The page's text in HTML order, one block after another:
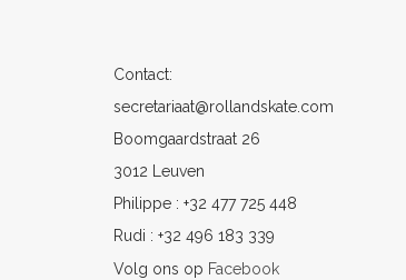
Contact:
secretariaat@rollandskate.com
Boomgaardstraat 26
3012 Leuven
Philippe : +32 477 725 448
Rudi : +32 496 183 339
Volg ons op Facebook